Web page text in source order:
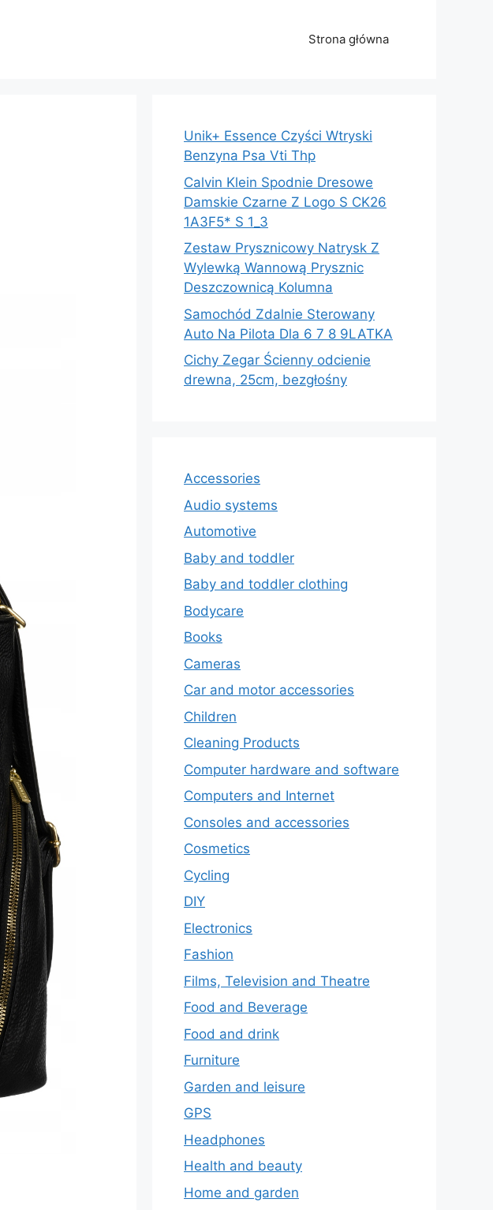
Strona główna
Unik+ Essence Czyści Wtryski
Benzyna Psa Vti Thp
Calvin Klein Spodnie Dresowe
Damskie Czarne Z Logo S CK26
1A3F5* S 1_3
Zestaw Prysznicowy Natrysk Z
Wylewką Wannową Prysznic
Deszczownicą Kolumna
Samochód Zdalnie Sterowany
Auto Na Pilota Dla 6 7 8 9LATKA
Cichy Zegar Ścienny odcienie
drewna, 25cm, bezgłośny
Accessories
Audio systems
Automotive
Baby and toddler
Baby and toddler clothing
Bodycare
Books
Cameras
Car and motor accessories
Children
Cleaning Products
Computer hardware and software
Computers and Internet
Consoles and accessories
Cosmetics
Cycling
DIY
Electronics
Fashion
Films, Television and Theatre
Food and Beverage
Food and drink
Furniture
Garden and leisure
GPS
Headphones
Health and beauty
Home and garden